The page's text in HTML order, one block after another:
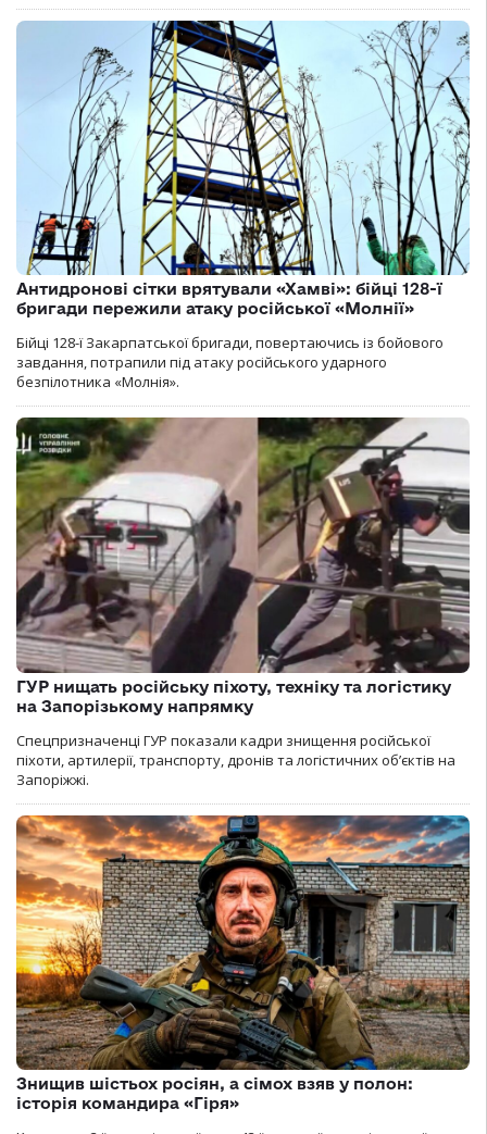
Антидронові сітки врятували «Хамві»: бійці 128-ї
бригади пережили атаку російської «Молнії»
Бійці 128-ї Закарпатської бригади, повертаючись із бойового
завдання, потрапили під атаку російського ударного
безпілотника «Молнія».
ГУР нищать російську піхоту, техніку та логістику
на Запорізькому напрямку
Спецпризначенці ГУР показали кадри знищення російської
піхоти, артилерії, транспорту, дронів та логістичних об’єктів на
Запоріжжі.
Знищив шістьох росіян, а сімох взяв у полон:
історія командира «Гіря»